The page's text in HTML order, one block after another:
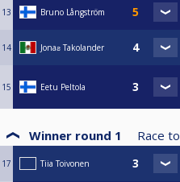
13 Bruno Långström
14 Jonaƨ Takolander
15 Eetu Peltola
Winner round 1 Race to
17 Tiia Toivonen